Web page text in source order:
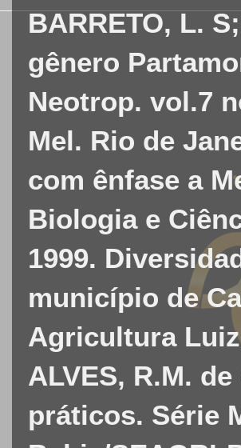
BARRETO, L.
gênero
Neotrop. vol.7
Mel. Rio de
com ênfase a
Biologia e
1999.
município de
Agricultura Luiz
ALVES, R.M.
práticos. Série